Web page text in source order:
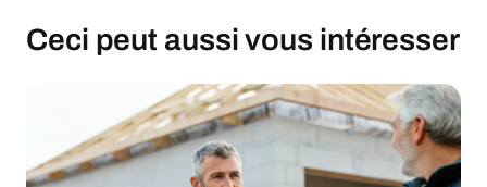
Ceci peut aussi vous intéresser